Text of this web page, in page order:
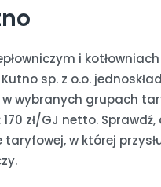
i kotłowniach
sp. z o.o.
w wybranych grupach
zł/GJ netto. Sprawdź,
taryfowej, w której